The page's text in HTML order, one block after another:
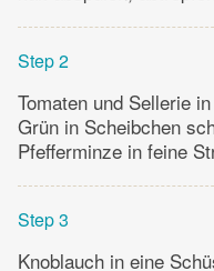
Step 2
Tomaten und Sellerie
Grün in Scheibchen
Pfefferminze in feine
Step 3
Knoblauch in eine